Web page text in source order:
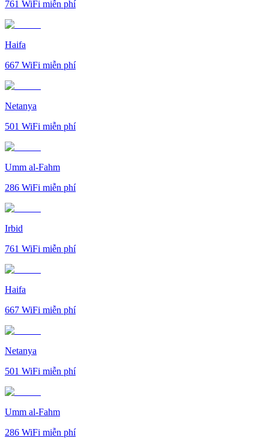
761 WiFi miễn phí
Haifa
667 WiFi miễn phí
Netanya
501 WiFi miễn phí
Umm al-Fahm
286 WiFi miễn phí
Irbid
761 WiFi miễn phí
Haifa
667 WiFi miễn phí
Netanya
501 WiFi miễn phí
Umm al-Fahm
286 WiFi miễn phí